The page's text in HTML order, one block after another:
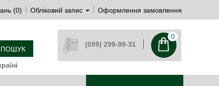
(0) Обліковий запис Оформлення замовлення
ПОШУК
(099) 299-99-31
0